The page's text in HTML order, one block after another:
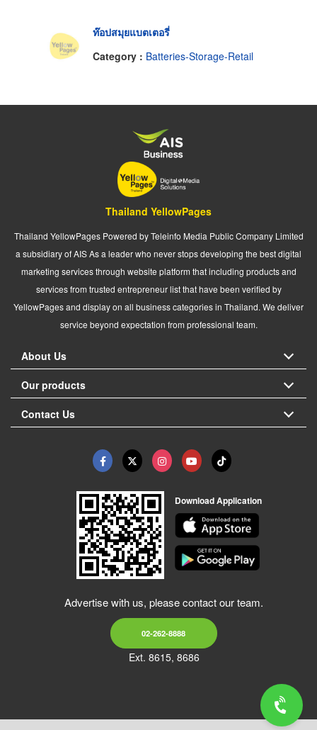
ท๊อปสมุยแบตเตอรี่
Category : Batteries-Storage-Retail
Thailand YellowPages
Thailand YellowPages Powered by Teleinfo Media Public Company Limited
a subsidiary of AIS As a leader who never stops developing the best digital
marketing services through website platform that including products and
services from trusted entrepreneur list that have been verified by
YellowPages and display on all business categories in Thailand. We deliver
service beyond expectation from professional team.
About Us
Our products
Contact Us
Download Application
Advertise with us, please contact our team.
02-262-8888
Ext. 8615, 8686